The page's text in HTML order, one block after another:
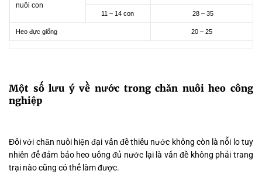
nuôi con
11 – 14 con 28 – 35
Heo đực giống 20 – 25
Một số lưu ý về nước trong chăn nuôi heo công
nghiệp
Đối với chăn nuôi hiện đại vấn đề thiếu nước không còn là nỗi lo tuy
nhiên để đảm bảo heo uống đủ nước lại là vấn đề không phải trang
trại nào cũng có thể làm được.